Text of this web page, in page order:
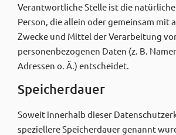
Verantwortliche Stelle ist die
Person, die allein oder gemeinsam mit
Zwecke und Mittel der Verarbeitung
personenbezogenen Daten (z. B.
Adressen o. Ä.) entscheidet.
Speicherdauer
Soweit innerhalb dieser
speziellere Speicherdauer genannt